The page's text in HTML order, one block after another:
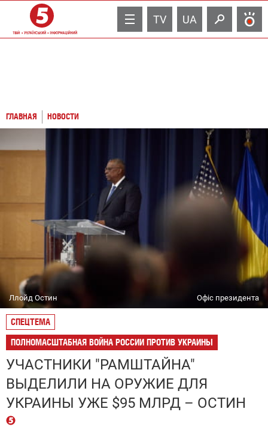
TV UA
ГЛАВНАЯ НОВОСТИ
Ллойд Остин Офіс президента
СПЕЦТЕМА
ПОЛНОМАСШТАБНАЯ ВОЙНА РОССИИ ПРОТИВ УКРАИНЫ
УЧАСТНИКИ "РАМШТАЙНА"
ВЫДЕЛИЛИ НА ОРУЖИЕ ДЛЯ
УКРАИНЫ УЖЕ $95 МЛРД – ОСТИН